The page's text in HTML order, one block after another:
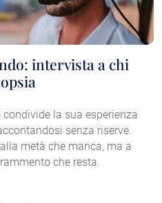
intervista a chi
la sua esperienza
senza riserve.
metà che manca, ma a
che resta.